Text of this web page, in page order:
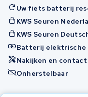
Uw fiets batterij
KWS Seuren
KWS Seuren
Batterij
Nakijken en
Onherstelbaar